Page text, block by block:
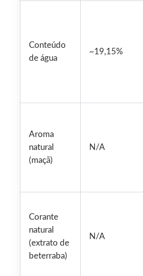
Conteúdo
de água
~19,15%
Aroma
natural
(maçã)
N/A
Corante
natural
(extrato de
beterraba)
N/A